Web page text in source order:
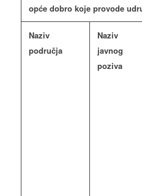
opće dobro koje provode
Naziv
područja
Naziv
javnog
poziva